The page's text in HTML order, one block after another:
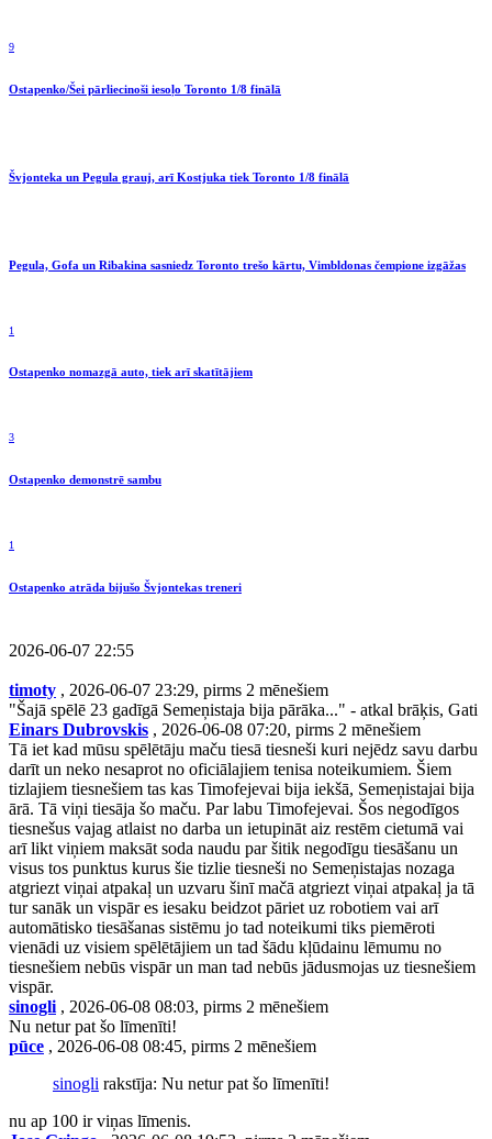
9
Ostapenko/Šei pārliecinoši iesoļo Toronto 1/8 finālā
Švjonteka un Pegula grauj, arī Kostjuka tiek Toronto 1/8 finālā
Pegula, Gofa un Ribakina sasniedz Toronto trešo kārtu, Vimbldonas čempione izgāžas
1
Ostapenko nomazgā auto, tiek arī skatītājiem
3
Ostapenko demonstrē sambu
1
Ostapenko atrāda bijušo Švjontekas treneri
2026-06-07 22:55
timoty , 2026-06-07 23:29, pirms 2 mēnešiem
"Šajā spēlē 23 gadīgā Semeņistaja bija pārāka..." - atkal brāķis, Gati
Einars Dubrovskis , 2026-06-08 07:20, pirms 2 mēnešiem
Tā iet kad mūsu spēlētāju maču tiesā tiesneši kuri nejēdz savu darbu
darīt un neko nesaprot no oficiālajiem tenisa noteikumiem. Šiem
tizlajiem tiesnešiem tas kas Timofejevai bija iekšā, Semeņistajai bija
ārā. Tā viņi tiesāja šo maču. Par labu Timofejevai. Šos negodīgos
tiesnešus vajag atlaist no darba un ietupināt aiz restēm cietumā vai
arī likt viņiem maksāt soda naudu par šitik negodīgu tiesāšanu un
visus tos punktus kurus šie tizlie tiesneši no Semeņistajas nozaga
atgriezt viņai atpakaļ un uzvaru šinī mačā atgriezt viņai atpakaļ ja tā
tur sanāk un vispār es iesaku beidzot pāriet uz robotiem vai arī
automātisko tiesāšanas sistēmu jo tad noteikumi tiks piemēroti
vienādi uz visiem spēlētājiem un tad šādu kļūdainu lēmumu no
tiesnešiem nebūs vispār un man tad nebūs jādusmojas uz tiesnešiem
vispār.
sinogli , 2026-06-08 08:03, pirms 2 mēnešiem
Nu netur pat šo līmenīti!
pūce , 2026-06-08 08:45, pirms 2 mēnešiem
sinogli rakstīja: Nu netur pat šo līmenīti!
nu ap 100 ir viņas līmenis.